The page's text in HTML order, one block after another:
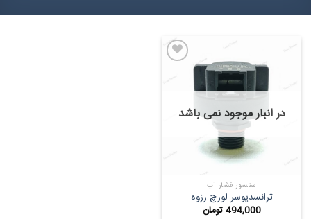
در انبار موجود نمی باشد
سنسور فشار آب
ترانسدیوسر لورچ رزوه
494,000 تومان